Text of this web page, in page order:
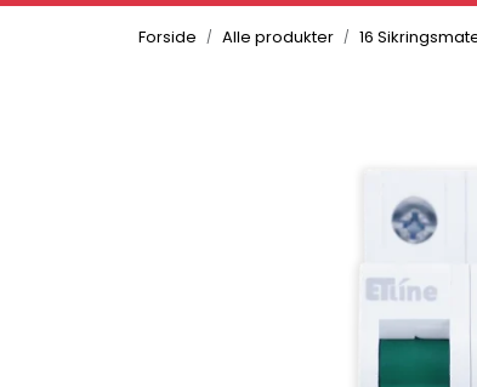
Forside Alle produkter 16